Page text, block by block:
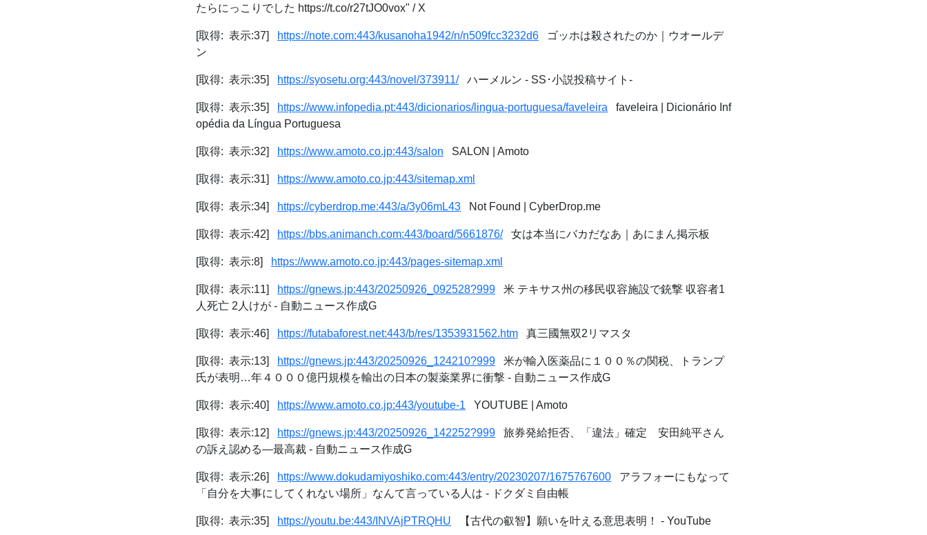
たらにっこりでした https://t.co/r27tJO0vox" / X
[取得: 表示:37] https://note.com:443/kusanoha1942/n/n509fcc3232d6 ゴッホは殺されたのか｜ウオールデ
ン
[取得: 表示:35] https://syosetu.org:443/novel/373911/ハーメルン - SS･小説投稿サイト-
[取得: 表示:35] https://www.infopedia.pt:443/dicionarios/lingua-portuguesa/faveleira faveleira | Dicionário Inf
opédia da Língua Portuguesa
[取得: 表示:32] https://www.amoto.co.jp:443/salon SALON | Amoto
[取得: 表示:31] https://www.amoto.co.jp:443/sitemap.xml
[取得: 表示:34] https://cyberdrop.me:443/a/3y06mL43 Not Found | CyberDrop.me
[取得: 表示:42] https://bbs.animanch.com:443/board/5661876/女は本当にバカだなあ｜あにまん掲示板
[取得: 表示:8] https://www.amoto.co.jp:443/pages-sitemap.xml
[取得: 表示:11] https://gnews.jp:443/20250926_092528?999 米 テキサス州の移民収容施設で銃撃 収容者1
人死亡 2人けが - 自動ニュース作成G
[取得: 表示:46] https://futabaforest.net:443/b/res/1353931562.htm 真三國無双2リマスタ
[取得: 表示:13] https://gnews.jp:443/20250926_124210?999 米が輸入医薬品に１００％の関税、トランプ
氏が表明…年４０００億円規模を輸出の日本の製薬業界に衝撃 - 自動ニュース作成G
[取得: 表示:40] https://www.amoto.co.jp:443/youtube-1 YOUTUBE | Amoto
[取得: 表示:12] https://gnews.jp:443/20250926_142252?999 旅券発給拒否、「違法」確定 安田純平さん
の訴え認める―最高裁 - 自動ニュース作成G
[取得: 表示:26] https://www.dokudamiyoshiko.com:443/entry/20230207/1675767600 アラフォーにもなって
「自分を大事にしてくれない場所」なんて言っている人は - ドクダミ自由帳
[取得: 表示:35] https://youtu.be:443/INVAjPTRQHU 【古代の叡智】願いを叶える意思表明！ - YouTube